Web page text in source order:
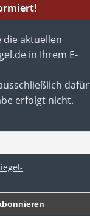
die aktuellen
in Ihrem E-
dafür
erfolgt nicht.